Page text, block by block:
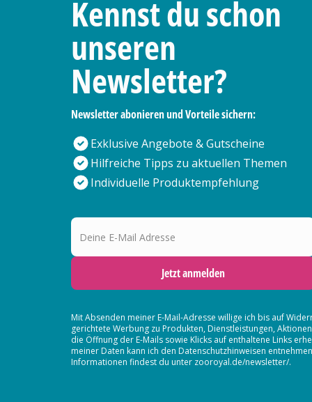
Kennst du schon
unseren
Newsletter?
Newsletter abonieren und Vorteile sichern:
Exklusive Angebote & Gutscheine
Hilfreiche Tipps zu aktuellen Themen
Individuelle Produktempfehlung
Deine E-Mail Adresse
Jetzt anmelden
Mit Absenden meiner E-Mail-Adresse willige ich bis auf
gerichtete Werbung zu Produkten, Dienstleistungen,
die Öffnung der E-Mails sowie Klicks auf enthaltene Links
meiner Daten kann ich den Datenschutzhinweisen
Informationen findest du unter zooroyal.de/newsletter/.